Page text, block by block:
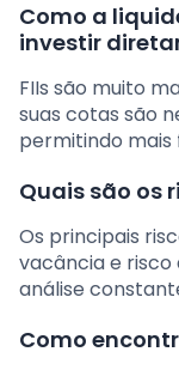
Como a
investir
FIIs são muito
suas cotas são
permitindo mais
Quais são os
Os principais
vacância e risco
análise
Como